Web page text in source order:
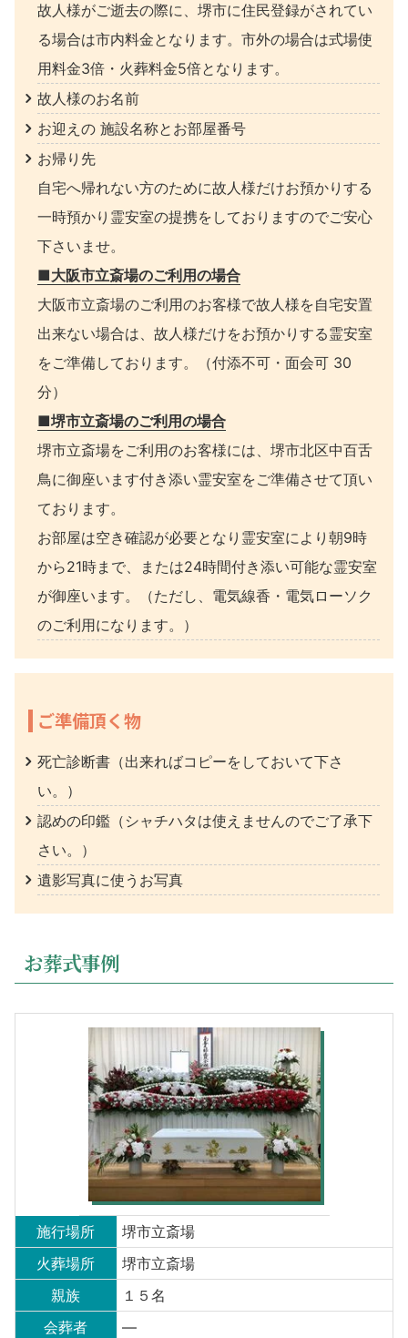
故人様がご逝去の際に、堺市に住民登録がされてい
る場合は市内料金となります。市外の場合は式場使
用料金3倍・火葬料金5倍となります。
故人様のお名前
お迎えの 施設名称とお部屋番号
お帰り先
自宅へ帰れない方のために故人様だけお預かりする
一時預かり霊安室の提携をしておりますのでご安心
下さいませ。
■大阪市立斎場のご利用の場合
大阪市立斎場のご利用のお客様で故人様を自宅安置
出来ない場合は、故人様だけをお預かりする霊安室
をご準備しております。（付添不可・面会可 30
分）
■堺市立斎場のご利用の場合
堺市立斎場をご利用のお客様には、堺市北区中百舌
鳥に御座います付き添い霊安室をご準備させて頂い
ております。
お部屋は空き確認が必要となり霊安室により朝9時
から21時まで、または24時間付き添い可能な霊安室
が御座います。（ただし、電気線香・電気ローソク
のご利用になります。）
ご準備頂く物
死亡診断書（出来ればコピーをしておいて下さ
い。）
認めの印鑑（シャチハタは使えませんのでご了承下
さい。）
遺影写真に使うお写真
お葬式事例
施行場所
堺市立斎場
火葬場所
堺市立斎場
親族
１５名
会葬者
—